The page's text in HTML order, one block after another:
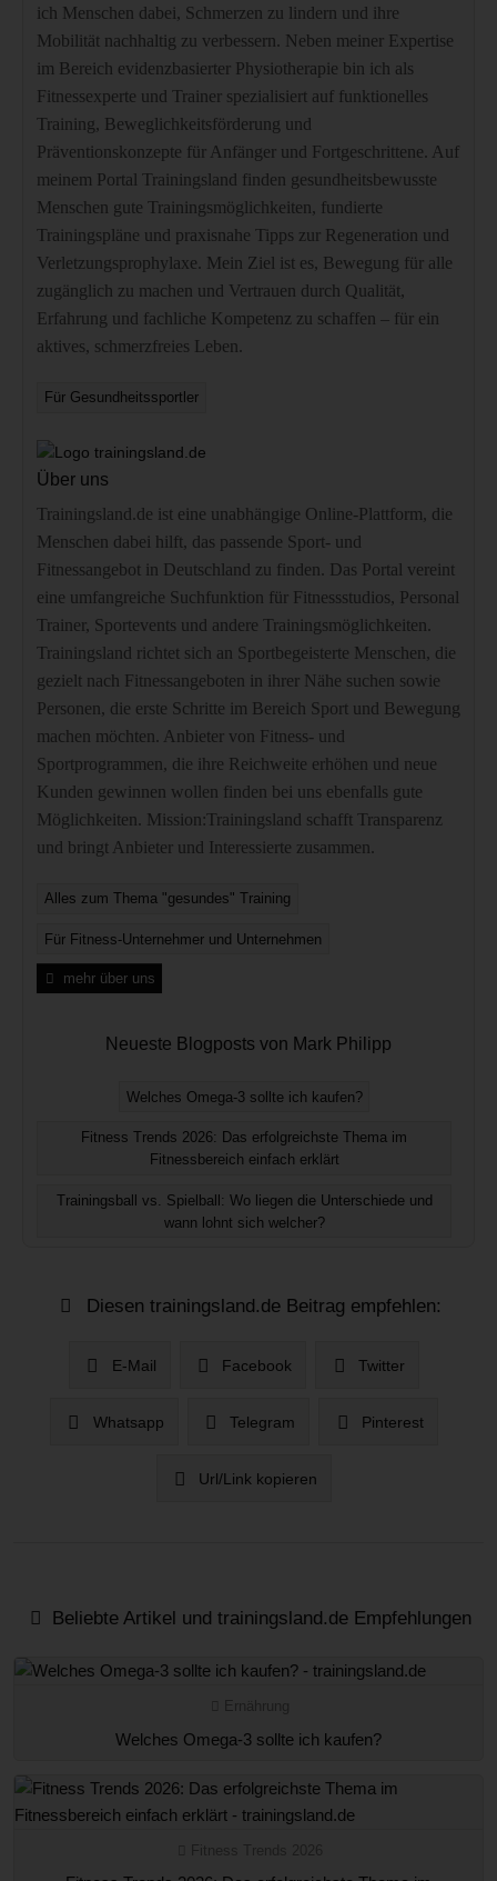
ich Menschen dabei, Schmerzen zu lindern und ihre
Mobilität nachhaltig zu verbessern. Neben meiner Expertise
im Bereich evidenzbasierter Physiotherapie bin ich als
Fitnessexperte und Trainer spezialisiert auf funktionelles
Training, Beweglichkeitsförderung und
Präventionskonzepte für Anfänger und Fortgeschrittene. Auf
meinem Portal Trainingsland finden gesundheitsbewusste
Menschen gute Trainingsmöglichkeiten, fundierte
Trainingspläne und praxisnahe Tipps zur Regeneration und
Verletzungsprophylaxe. Mein Ziel ist es, Bewegung für alle
zugänglich zu machen und Vertrauen durch Qualität,
Erfahrung und fachliche Kompetenz zu schaffen – für ein
aktives, schmerzfreies Leben.
Für Gesundheitssportler
Über uns
Trainingsland.de ist eine unabhängige Online-Plattform, die
Menschen dabei hilft, das passende Sport- und
Fitnessangebot in Deutschland zu finden. Das Portal vereint
eine umfangreiche Suchfunktion für Fitnessstudios, Personal
Trainer, Sportevents und andere Trainingsmöglichkeiten.
Trainingsland richtet sich an Sportbegeisterte Menschen, die
gezielt nach Fitnessangeboten in ihrer Nähe suchen sowie
Personen, die erste Schritte im Bereich Sport und Bewegung
machen möchten. Anbieter von Fitness- und
Sportprogrammen, die ihre Reichweite erhöhen und neue
Kunden gewinnen wollen finden bei uns ebenfalls gute
Möglichkeiten. Mission:Trainingsland schafft Transparenz
und bringt Anbieter und Interessierte zusammen.
Alles zum Thema "gesundes" Training
Für Fitness-Unternehmer und Unternehmen
mehr über uns
Neueste Blogposts von Mark Philipp
Welches Omega-3 sollte ich kaufen?
Fitness Trends 2026: Das erfolgreichste Thema im
Fitnessbereich einfach erklärt
Trainingsball vs. Spielball: Wo liegen die Unterschiede und
wann lohnt sich welcher?
Diesen trainingsland.de Beitrag empfehlen:
E-Mail Facebook Twitter
Whatsapp Telegram Pinterest
Url/Link kopieren
Beliebte Artikel und trainingsland.de Empfehlungen
Welches Omega-3 sollte ich kaufen?